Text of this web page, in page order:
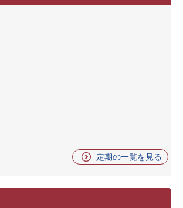
定期の一覧を見る